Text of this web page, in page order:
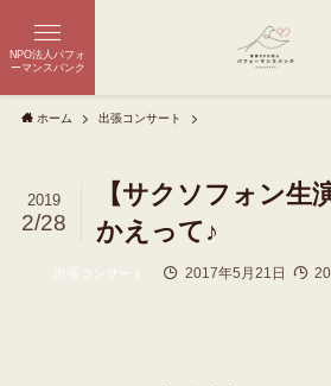
NPO法人パフォ
ーマンスバンク
ホーム 出張コンサート
【サクソフォン生
かえって♪
2019
2/28
出張コンサート 2017年5月21日